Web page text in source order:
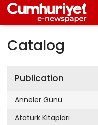
Catalog
Publication
Anneler Günü
Atatürk Kitapları